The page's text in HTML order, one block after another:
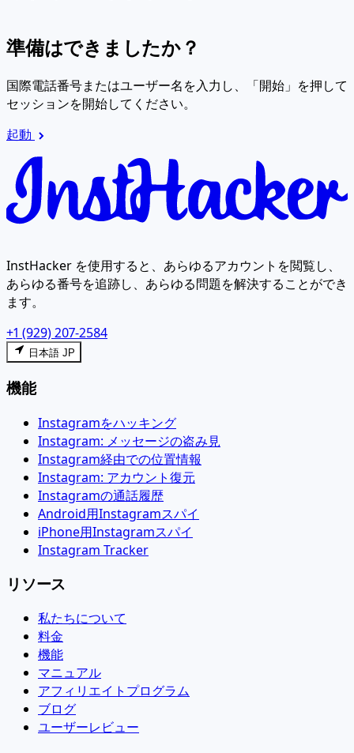
準備はできましたか？
国際電話番号またはユーザー名を入力し、「開始」を押して
セッションを開始してください。
起動
InstHacker を使用すると、あらゆるアカウントを閲覧し、
あらゆる番号を追跡し、あらゆる問題を解決することができ
ます。
+1 (929) 207-2584
日本語 JP
機能
Instagramをハッキング
Instagram: メッセージの盗み見
Instagram経由での位置情報
Instagram: アカウント復元
Instagramの通話履歴
Android用Instagramスパイ
iPhone用Instagramスパイ
Instagram Tracker
リソース
私たちについて
料金
機能
マニュアル
アフィリエイトプログラム
ブログ
ユーザーレビュー